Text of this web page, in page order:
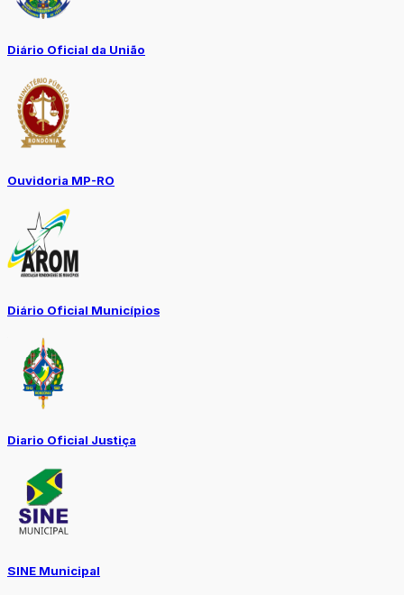
Diário Oficial da União
Ouvidoria MP-RO
Diário Oficial Municípios
Diario Oficial Justiça
SINE Municipal